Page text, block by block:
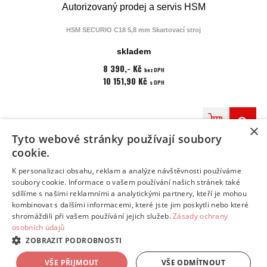
Autorizovaný prodej a servis HSM
HSM SECURIO C18 5,8 mm Skartovací stroj
Masivní ocelové nože umožňují zpracování papíru i s kancelářskými sponkami a
Tato verze je v základním proužkovém řezu.
Doba chodu je omezena tepelnou pojistkou.
Nepřetržitý provoz: 7 min./16 min.
pauza
Indikací poruchových stavů a systémem úspory elektrické energie EMCS.
Skartovaný odpad padá do čelně výsuvného zásobníku.
skladem
8 390,- Kč bez DPH
10 151,90 Kč s DPH
INFO
DODÁNÍ ZBOŽÍ
KONTAKT
Přepnout zobrazení na plnou verzi
Copyright 2018 - 2026 © HSM Securio
Tvorba eshopů - Atomer.cz
×
Tyto webové stránky používají soubory
cookie.
K personalizaci obsahu, reklam a analýze návštěvnosti používáme
soubory cookie. Informace o vašem používání našich stránek také
sdílíme s našimi reklamními a analytickými partnery, kteří je mohou
kombinovat s dalšími informacemi, které jste jim poskytli nebo které
shromáždili při vašem používání jejich služeb.Zásady ochrany
osobních údajů
ZOBRAZIT PODROBNOSTI
VŠE PŘIJMOUT VŠE ODMÍTNOUT